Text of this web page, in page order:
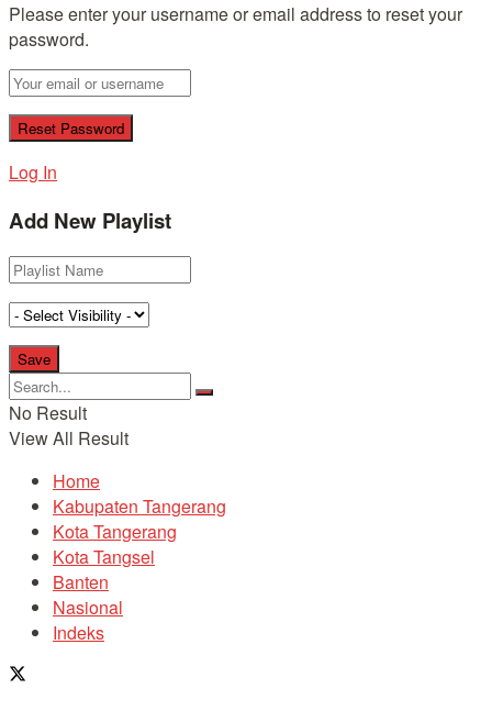
Please enter your username or email address to reset your
password.
Log In
Add New Playlist
No Result
View All Result
Home
Kabupaten Tangerang
Kota Tangerang
Kota Tangsel
Banten
Nasional
Indeks